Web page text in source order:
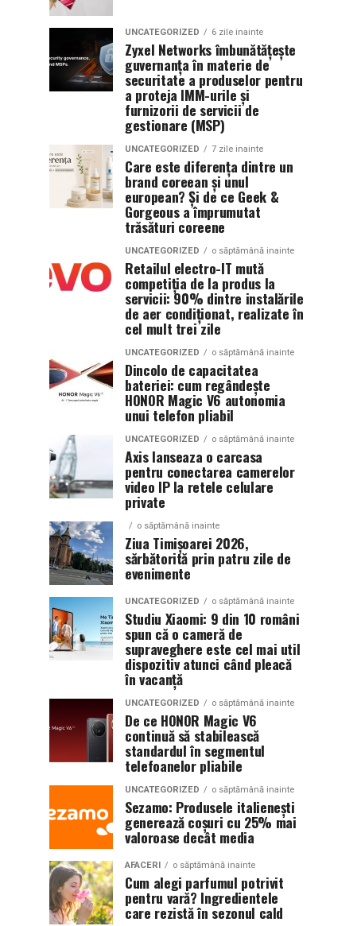
UNCATEGORIZED 6 zile inainte
Zyxel Networks îmbunătățește
guvernanța în materie de
securitate a produselor pentru
a proteja IMM-urile și
furnizorii de servicii de
gestionare (MSP)
UNCATEGORIZED 7 zile inainte
Care este diferența dintre un
brand coreean și unul
european? Și de ce Geek &
Gorgeous a împrumutat
trăsături coreene
UNCATEGORIZED o săptămână inainte
Retailul electro-IT mută
competiția de la produs la
servicii: 90% dintre instalările
de aer condiționat, realizate în
cel mult trei zile
UNCATEGORIZED o săptămână inainte
Dincolo de capacitatea
bateriei: cum regândește
HONOR Magic V6 autonomia
unui telefon pliabil
UNCATEGORIZED o săptămână inainte
Axis lanseaza o carcasa
pentru conectarea camerelor
video IP la retele celulare
private
o săptămână inainte
Ziua Timișoarei 2026,
sărbătorită prin patru zile de
evenimente
UNCATEGORIZED o săptămână inainte
Studiu Xiaomi: 9 din 10 români
spun că o cameră de
supraveghere este cel mai util
dispozitiv atunci când pleacă
în vacanță
UNCATEGORIZED o săptămână inainte
De ce HONOR Magic V6
continuă să stabilească
standardul în segmentul
telefoanelor pliabile
UNCATEGORIZED o săptămână inainte
Sezamo: Produsele italienești
generează coșuri cu 25% mai
valoroase decât media
AFACERI o săptămână inainte
Cum alegi parfumul potrivit
pentru vară? Ingredientele
care rezistă în sezonul cald